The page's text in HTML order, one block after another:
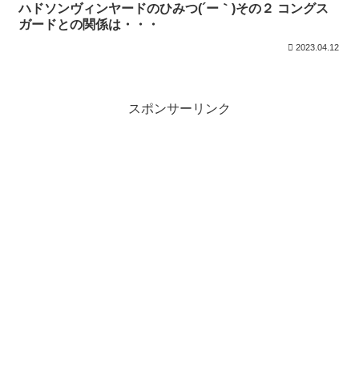
ハドソンヴィンヤードのひみつ(´ー｀)その２ コングス
ガードとの関係は・・・
2023.04.12
スポンサーリンク